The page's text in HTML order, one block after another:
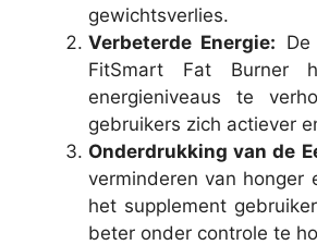
gewichtsverlies.
Verbeterde Energie:
FitSmart Fat Burner
energieniveaus te
gebruikers zich actiever
Onderdrukking van de
verminderen van honger
het supplement
beter onder controle te